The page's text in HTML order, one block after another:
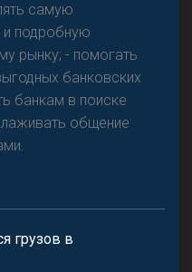
самую
подробную
рынку; - помогать
банковских
банкам в поиске
общение
грузов в